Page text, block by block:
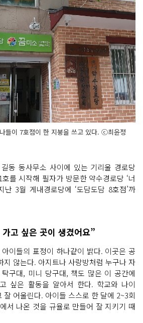
들이 7호점이 한 지붕을 쓰고 있다. ⓒ최윤정
동 동사무소 사이에 있는 기리울 경로당
를 시작해 필자가 방문한 약수경로당 ‘너
난 3월 게내경로당에 ‘도담도담 8호점’까
고 싶은 곳이 생겼어요”
이들의 표정이 하나같이 밝다. 이곳은 공
지 않는다. 아지트나 사랑방처럼 누구나 자
구대, 미니 당구대, 책도 많은 이 공간에
싶은 활동을 알아서 한다. 학교와 나이
잘 어울린다. 아이들 스스로 한 달에 2~3회
서 나온 것을 규율로 만들어 잘 지키기 때